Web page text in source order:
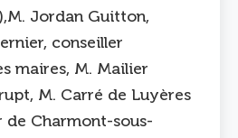
Jordan Guitton,
conseiller
maires, M. Mailier
M. Carré de Luyères
de Charmont-sous-